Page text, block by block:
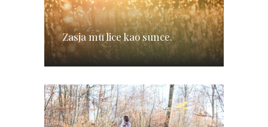
Zasja mu lice kao sunce.